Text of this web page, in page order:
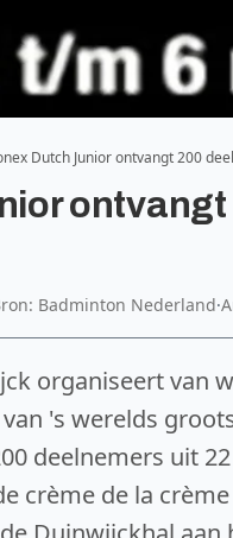
Dutch Junior ontvangt 200
Badminton Nederland·
organiseert van
's werelds
deelnemers uit
crème de la